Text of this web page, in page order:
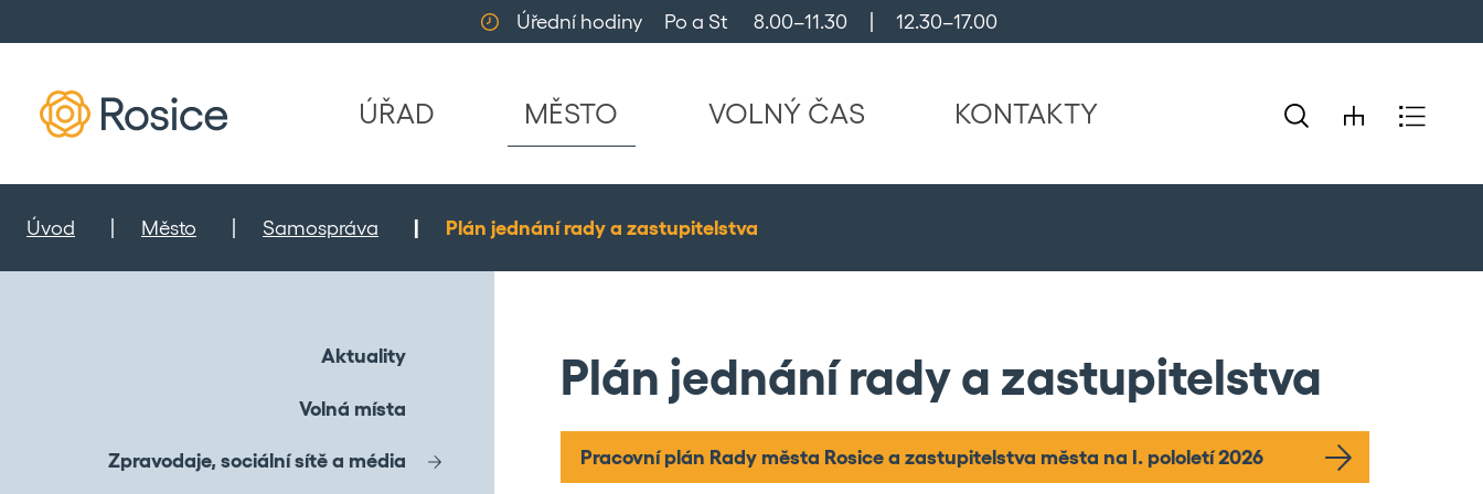
Úřední hodiny     Po a St      8.00–11.30     |     12.30–17.00
ÚŘAD MĚSTO VOLNÝ ČAS KONTAKTY
Úvod Město Samospráva Plán jednání rady a zastupitelstva
Plán jednání rady a zastupitelstva
Pracovní plán Rady města Rosice a zastupitelstva města na I. pololetí 2026
Aktuality
Volná místa
Zpravodaje, sociální sítě a média